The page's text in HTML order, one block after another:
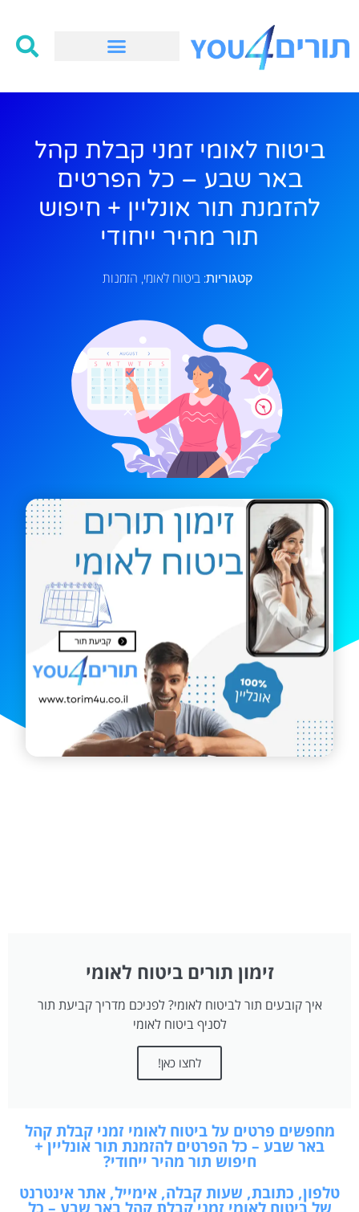
ביטוח לאומי זמני קבלת קהל
באר שבע – כל הפרטים
להזמנת תור אונליין + חיפוש
תור מהיר ייחודי
קטגוריות: ביטוח לאומי, הזמנות
זימון תורים ביטוח לאומי
איך קובעים תור לביטוח לאומי? לפניכם מדריך קביעת תור
לסניף ביטוח לאומי
לחצו כאן!
מחפשים פרטים על ביטוח לאומי זמני קבלת קהל
באר שבע – כל הפרטים להזמנת תור אונליין +
חיפוש תור מהיר ייחודי?
טלפון, כתובת, שעות קבלה, אימייל, אתר אינטרנט